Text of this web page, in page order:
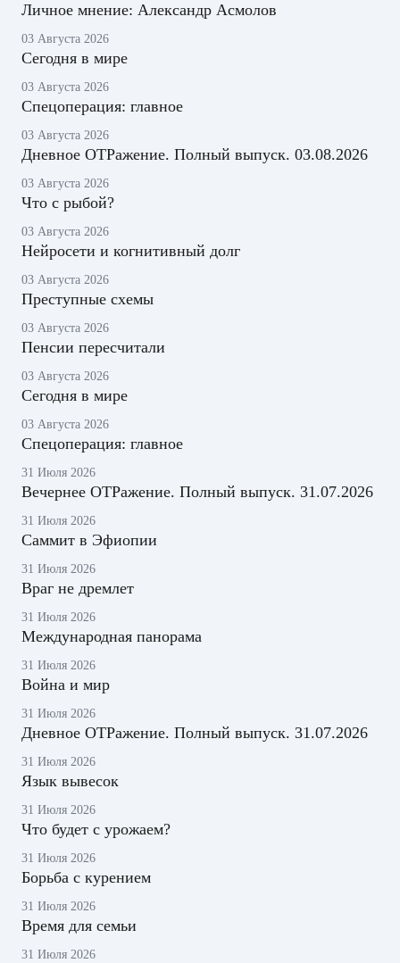
Личное мнение: Александр Асмолов
03 Августа 2026
Сегодня в мире
03 Августа 2026
Спецоперация: главное
03 Августа 2026
Дневное ОТРажение. Полный выпуск. 03.08.2026
03 Августа 2026
Что с рыбой?
03 Августа 2026
Нейросети и когнитивный долг
03 Августа 2026
Преступные схемы
03 Августа 2026
Пенсии пересчитали
03 Августа 2026
Сегодня в мире
03 Августа 2026
Спецоперация: главное
31 Июля 2026
Вечернее ОТРажение. Полный выпуск. 31.07.2026
31 Июля 2026
Саммит в Эфиопии
31 Июля 2026
Враг не дремлет
31 Июля 2026
Международная панорама
31 Июля 2026
Война и мир
31 Июля 2026
Дневное ОТРажение. Полный выпуск. 31.07.2026
31 Июля 2026
Язык вывесок
31 Июля 2026
Что будет с урожаем?
31 Июля 2026
Борьба с курением
31 Июля 2026
Время для семьи
31 Июля 2026